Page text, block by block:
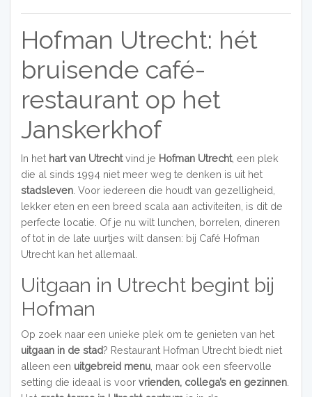
Hofman Utrecht: hét
bruisende café-
restaurant op het
Janskerkhof
In het hart van Utrechtvind je Hofman Utrecht, een plek
die al sinds 1994 niet meer weg te denken is uit het
stadsleven. Voor iedereen die houdt van gezelligheid,
lekker eten en een breed scala aan activiteiten, is dit de
perfecte locatie. Of je nu wilt lunchen, borrelen, dineren
of tot in de late uurtjes wilt dansen: bij Café Hofman
Utrecht kan het allemaal.
Uitgaan in Utrecht begint bij
Hofman
Op zoek naar een unieke plek om te genieten van het
uitgaan in de stad? Restaurant Hofman Utrecht biedt niet
alleen een uitgebreid menu, maar ook een sfeervolle
setting die ideaal is voor vrienden, collega’s en gezinnen.